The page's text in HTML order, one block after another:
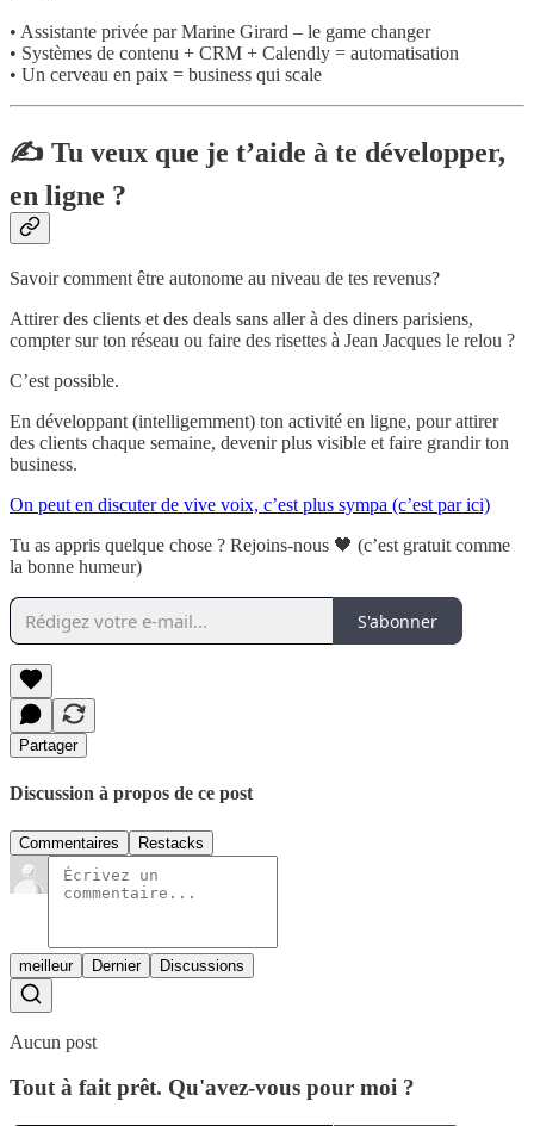
• Assistante privée par Marine Girard – le game changer
• Systèmes de contenu + CRM + Calendly = automatisation
• Un cerveau en paix = business qui scale
✍️ Tu veux que je t’aide à te développer,
en ligne ?
Savoir comment être autonome au niveau de tes revenus?
Attirer des clients et des deals sans aller à des diners parisiens,
compter sur ton réseau ou faire des risettes à Jean Jacques le relou ?
C’est possible.
En développant (intelligemment) ton activité en ligne, pour attirer
des clients chaque semaine, devenir plus visible et faire grandir ton
business.
On peut en discuter de vive voix, c’est plus sympa (c’est par ici)
Tu as appris quelque chose ? Rejoins-nous 🖤 (c’est gratuit comme
la bonne humeur)
S'abonner
Partager
Discussion à propos de ce post
Commentaires Restacks
meilleur Dernier Discussions
Aucun post
Tout à fait prêt. Qu'avez-vous pour moi ?